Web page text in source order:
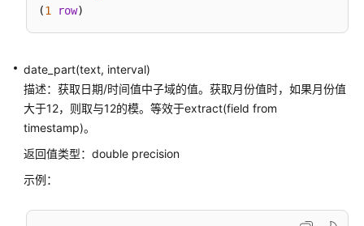
函
数
SysCache
(1 row
date_part(text, interval)
描述：获取日期/时间值中子域的值。获取月份值时，如果月份值
大于12，则取与12的模。等效于extract(field from
timestamp)。
返回值类型：double precision
示例：